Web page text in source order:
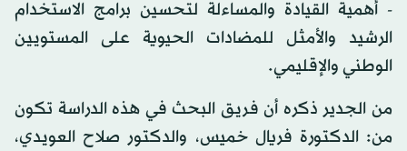
- أهمية القيادة والمساءلة لتحسين برامج الاستخدام
الرشيد والأمثل للمضادات الحيوية على المستويين
الوطني والإقليمي.
من الجدير ذكره أن فريق البحث في هذه الدراسة تكون
من: الدكتورة فريال خميس، والدكتور صلاح العويدي،